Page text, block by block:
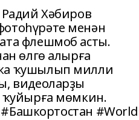
Радий Хәбиров
менән
флешмоб асты.
өлгө алырға
ҡушылып милли
видеоларҙы
ҡуйырға мөмкин.